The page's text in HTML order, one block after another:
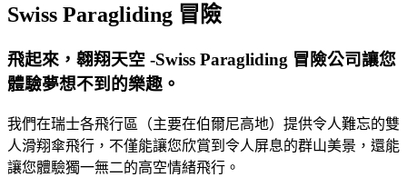
Swiss Paragliding 冒險
飛起來，翱翔天空 -Swiss Paragliding 冒險公司讓您
體驗夢想不到的樂趣。
我們在瑞士各飛行區（主要在伯爾尼高地）提供令人難忘的雙
人滑翔傘飛行，不僅能讓您欣賞到令人屏息的群山美景，還能
讓您體驗獨一無二的高空情緒飛行。